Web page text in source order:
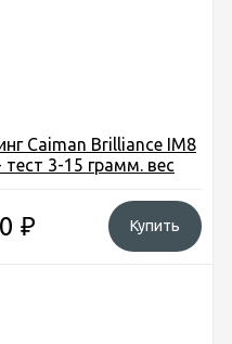
Caiman Brilliance IM8
тест 3-15 грамм. вес
₽ Купить